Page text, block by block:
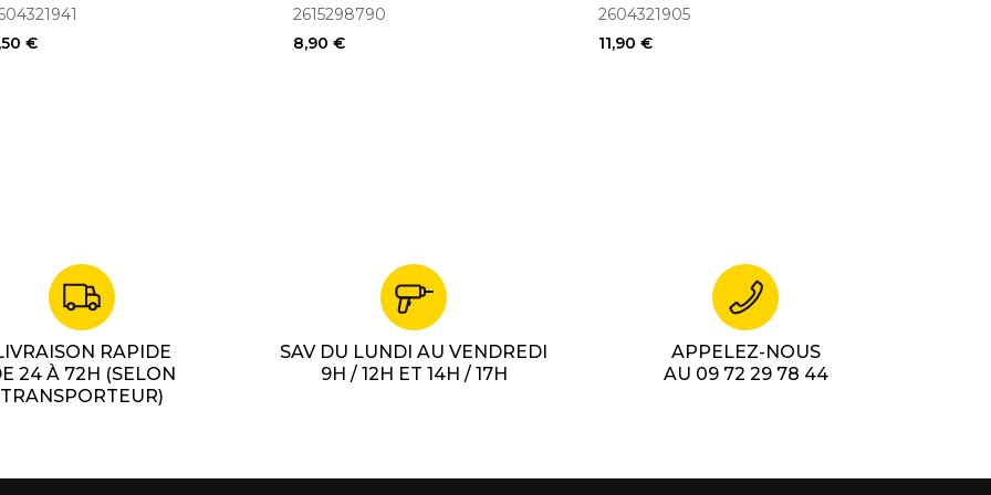
€
300, 395, 3000, 6000
2615298790
8,90 €
boulonneuse
2604321905
11,90 €
RAPIDE
24 À 72H (SELON
TRANSPORTEUR)
SAV DU LUNDI AU VENDREDI
9H / 12H ET 14H / 17H
APPELEZ-NOUS
AU 09 72 29 78 44